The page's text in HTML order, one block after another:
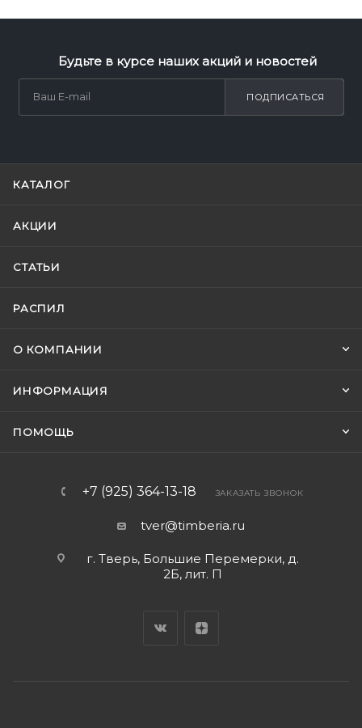
Будьте в курсе наших акций и новостей
ПОДПИСАТЬСЯ
КАТАЛОГ
АКЦИИ
СТАТЬИ
РАСПИЛ
О КОМПАНИИ
ИНФОРМАЦИЯ
ПОМОЩЬ
+7 (925) 364-13-18 ЗАКАЗАТЬ ЗВОНОК
tver@timberia.ru
г. Тверь, Большие Перемерки, д.
2Б, лит. П